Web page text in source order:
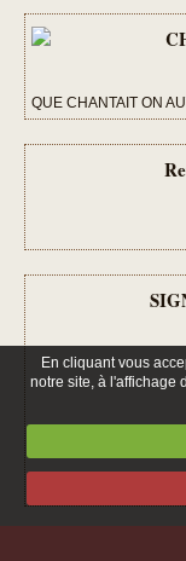
QUE CHANTAIT ON
En cliquant vous
notre site, à l'affichage